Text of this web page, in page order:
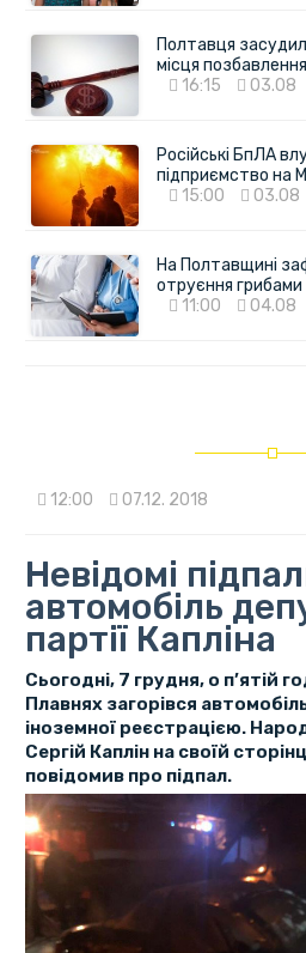
Полтавця
місця
16:15
03.08
Російські БпЛА
підприємство на
15:00
03.08
На Полтавщині
отруєння грибами
11:00
04.08
12:00 07.12. 2018
Невідомі
автомобіль
партії Капліна
Сьогодні, 7 грудня, о п’ятій
Плавнях загорівся
іноземної реєстрацією.
Сергій Каплін на своїй
повідомив про підпал.